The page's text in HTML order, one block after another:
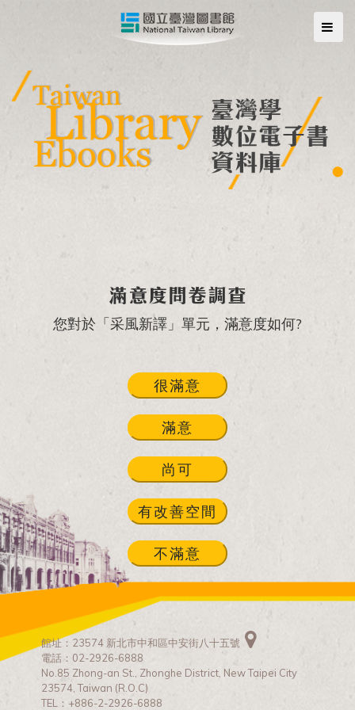
滿意度問卷調查
您對於「采風新譯」單元，滿意度如何?
很滿意
滿意
尚可
有改善空間
不滿意
館址：23574 新北市中和區中安街八十五號
電話：02-2926-6888
No.85 Zhong-an St., Zhonghe District, New Taipei City
23574, Taiwan (R.O.C)
TEL：+886-2-2926-6888